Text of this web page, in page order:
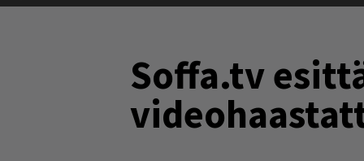
Soffa.tv